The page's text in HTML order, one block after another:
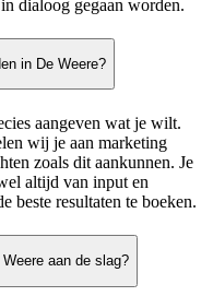
dialoog gegaan worden.
in De Weere?
aangeven wat je wilt.
wij je aan marketing
zoals dit aankunnen. Je
altijd van input en
beste resultaten te boeken.
aan de slag?